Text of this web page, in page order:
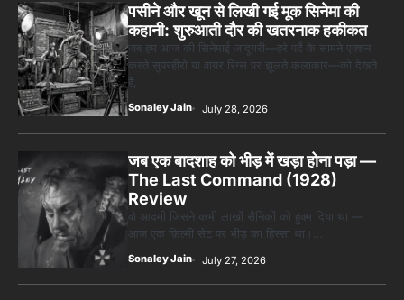
पसीने और खून से लिखी गई मूक सिनेमा की
कहानी: शुरुआती दौर की खतरनाक हकीकत
जब हम आज की सिनेमाई जादूगरी—हरे पर्दे के सामने एक्शन
करते सुपरहीरो या वायर रिग्स पर झूलते कलाकार—को देखते
हैं,…
Sonaley Jain July 28, 2026
जब एक बादशाह को भीड़ में खड़ा होना पड़ा —
The Last Command (1928)
Review
वो आदमी जिसने कभी लाखों सैनिकों को हुक्म दिया था —
आज एक फ़िल्मी सेट पर भीड़ का हिस्सा था।…
Sonaley Jain July 27, 2026